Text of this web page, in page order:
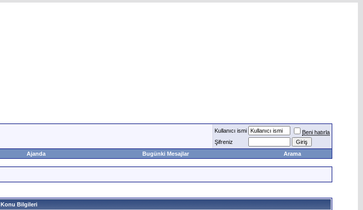
Kullanıcı ismi
Beni hatırla
Şifreniz
Ajanda Bugünki Mesajlar Arama
Konu Bilgileri